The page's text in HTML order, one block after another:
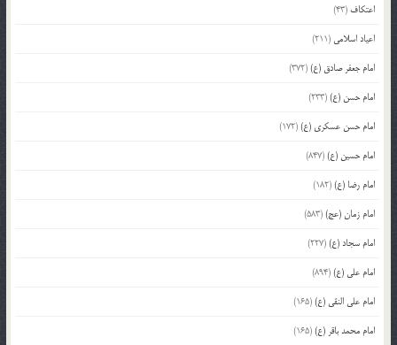
اعتکاف (43)
اعیاد اسلامی (211)
امام جعفر صادق (ع)(372)
امام حسن (ع)(233)
امام حسن عسکری (ع)(172)
امام حسین (ع)(847)
امام رضا (ع)(182)
امام زمان (عج)(583)
امام سجاد (ع)(227)
امام علی (ع)(894)
امام علی النقی (ع)(165)
امام محمد باقر (ع)(165)